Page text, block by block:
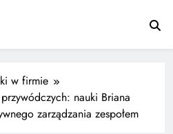
Życiu
w firmie
nauki Briana
zarządzania zespołem